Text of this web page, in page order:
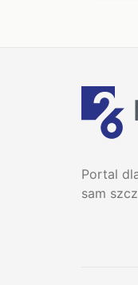
Portal
sam